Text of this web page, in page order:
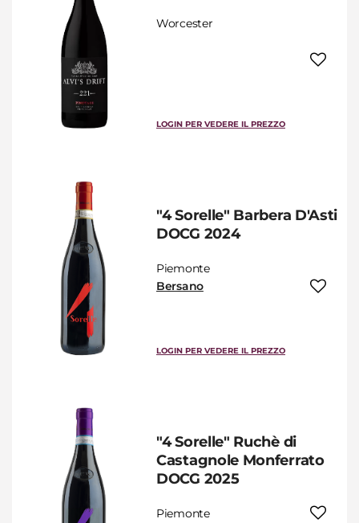
Worcester
LOGIN PER VEDERE IL PREZZO
"4 Sorelle" Barbera D'Asti
DOCG 2024
Piemonte
Bersano
LOGIN PER VEDERE IL PREZZO
"4 Sorelle" Ruchè di
Castagnole Monferrato
DOCG 2025
Piemonte